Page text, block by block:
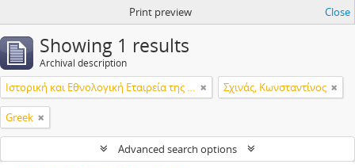
Print preview Close
Showing 1 results
Archival description
Ιστορική και Εθνολογική Εταιρεία της Ελλάδος Σχινάς, Κωνσταντίνος
Greek
Advanced search options